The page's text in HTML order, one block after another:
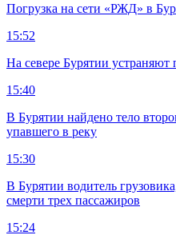
Погрузка на сети «РЖД» в
15:52
На севере Бурятии устраняют
15:40
В Бурятии найдено тело
упавшего в реку
15:30
В Бурятии водитель
смерти трех пассажиров
15:24